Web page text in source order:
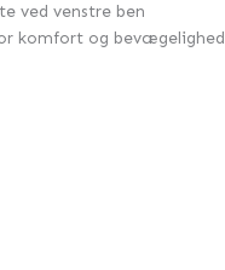
ved venstre ben
komfort og bevægelighed